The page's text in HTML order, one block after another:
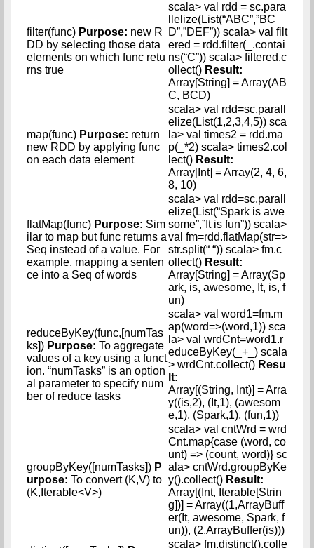
filter(func) Purpose: new R
DD by selecting those data
elements on which func retu
rns true
scala> val rdd = sc.para
llelize(List(“ABC”,”BC
D”,”DEF”)) scala> val filt
ered = rdd.filter(_.contai
ns(“C”)) scala> filtered.c
ollect() Result:
Array[String] = Array(AB
C, BCD)
map(func) Purpose: return
new RDD by applying func
on each data element
scala> val rdd=sc.parall
elize(List(1,2,3,4,5)) sca
la> val times2 = rdd.ma
p(_*2) scala> times2.col
lect() Result:
Array[Int] = Array(2, 4, 6,
8, 10)
flatMap(func) Purpose: Sim
ilar to map but func returns a
Seq instead of a value. For
example, mapping a senten
ce into a Seq of words
scala> val rdd=sc.parall
elize(List(“Spark is awe
some”,”It is fun”)) scala>
val fm=rdd.flatMap(str=>
str.split(“ “)) scala> fm.c
ollect() Result:
Array[String] = Array(Sp
ark, is, awesome, It, is, f
un)
reduceByKey(func,[numTas
ks]) Purpose: To aggregate
values of a key using a funct
ion. “numTasks” is an option
al parameter to specify num
ber of reduce tasks
scala> val word1=fm.m
ap(word=>(word,1)) sca
la> val wrdCnt=word1.r
educeByKey(_+_) scala
> wrdCnt.collect() Resu
lt:
Array[(String, Int)] = Arra
y((is,2), (It,1), (awesom
e,1), (Spark,1), (fun,1))
groupByKey([numTasks]) P
urpose: To convert (K,V) to
(K,Iterable<V>)
scala> val cntWrd = wrd
Cnt.map{case (word, co
unt) => (count, word)} sc
ala> cntWrd.groupByKe
y().collect() Result:
Array[(Int, Iterable[Strin
g])] = Array((1,ArrayBuff
er(It, awesome, Spark, f
un)), (2,ArrayBuffer(is)))
scala> fm.distinct().colle